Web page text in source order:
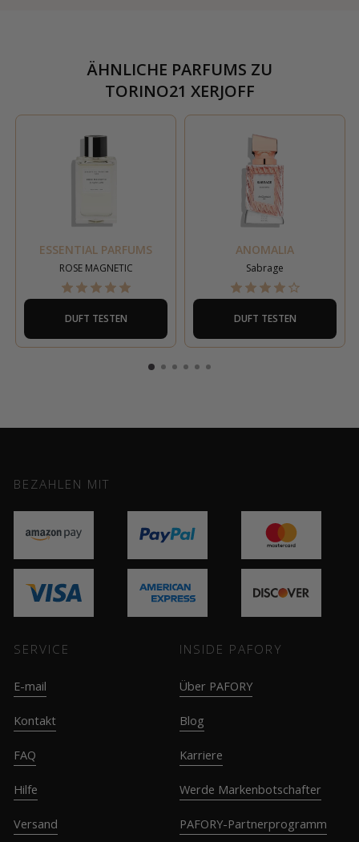
ÄHNLICHE PARFUMS ZU
TORINO21 XERJOFF
ESSENTIAL PARFUMS
ROSE MAGNETIC
DUFT TESTEN
ANOMALIA
Sabrage
DUFT TESTEN
BEZAHLEN MIT
SERVICE
E-mail
Kontakt
FAQ
Hilfe
Versand
INSIDE PAFORY
Über PAFORY
Blog
Karriere
Werde Markenbotschafter
PAFORY-Partnerprogramm